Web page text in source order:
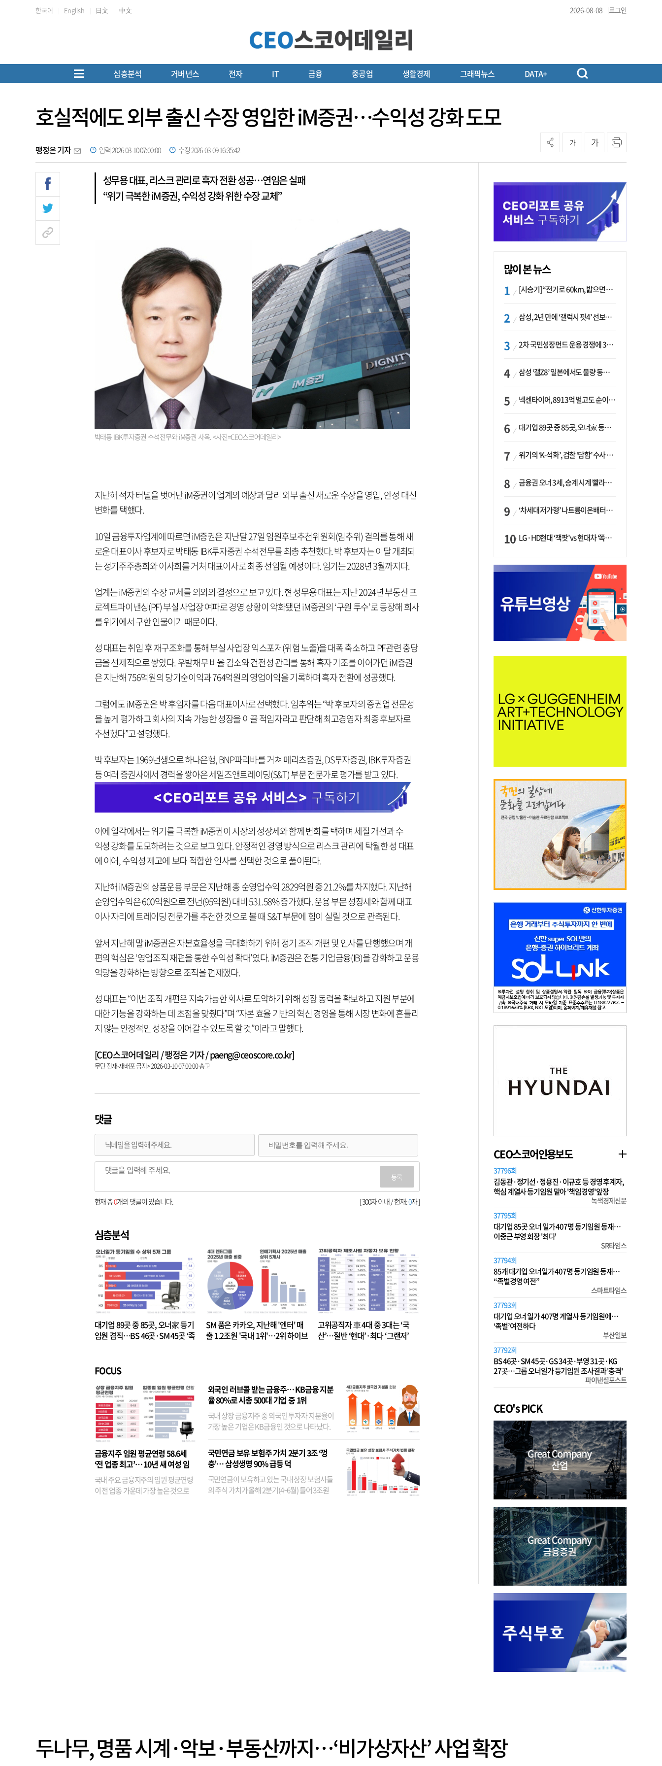
한국어 English 日文 中文 2026-08-08 로그인
심층분석 거버넌스 전자 IT 금융 중공업 생활경제 그래픽뉴스 DATA+
호실적에도 외부 출신 수장 영입한 iM증권…수익성 강화 도모
팽정은 기자 입력 2026-03-10 07:00:00 수정 2026-03-09 16:35:42
가 가
성무용 대표, 리스크 관리로 흑자 전환 성공…연임은 실패
“위기 극복한 iM증권, 수익성 강화 위한 수장 교체”
박태동 IBK투자증권 수석전무와 iM증권 사옥. <사진=CEO스코어데일리>
지난해 적자 터널을 벗어난 iM증권이 업계의 예상과 달리 외부 출신 새로운 수장을 영입, 안정 대신
변화를 택했다.
10일 금융투자업계에 따르면 iM증권은 지난달 27일 임원후보추천위원회(임추위) 결의를 통해 새
로운 대표이사 후보자로 박태동 IBK투자증권 수석전무를 최총 추천했다. 박 후보자는 이달 개최되
는 정기주주총회와 이사회를 거쳐 대표이사로 최종 선임될 예정이다. 임기는 2028년 3월까지다.
업계는 iM증권의 수장 교체를 의외의 결정으로 보고 있다. 현 성무용 대표는 지난 2024년 부동산 프
로젝트파이낸싱(PF) 부실 사업장 여파로 경영 상황이 악화됐던 iM증권의 ‘구원 투수’로 등장해 회사
를 위기에서 구한 인물이기 때문이다.
성 대표는 취임 후 재구조화를 통해 부실 사업장 익스포저(위험 노출)을 대폭 축소하고 PF관련 충당
금을 선제적으로 쌓았다. 우발채무 비율 감소와 건전성 관리를 통해 흑자 기조를 이어가던 iM증권
은 지난해 756억원의 당기순이익과 764억원의 영업이익을 기록하며 흑자 전환에 성공했다.
그럼에도 iM증권은 박 후임자를 다음 대표이사로 선택했다. 임추위는 “박 후보자의 증권업 전문성
을 높게 평가하고 회사의 지속 가능한 성장을 이끌 적임자라고 판단해 최고경영자 최종 후보자로
추천했다”고 설명했다.
박 후보자는 1969년생으로 하나은행, BNP파리바를 거쳐 메리츠증권, DS투자증권, IBK투자증권
등 여러 증권사에서 경력을 쌓아온 세일즈앤트레이딩(S&T) 부문 전문가로 평가를 받고 있다.
이에 일각에서는 위기를 극복한 iM증권이 시장의 성장세와 함께 변화를 택하며 체질 개선과 수
익성 강화를 도모하려는 것으로 보고 있다. 안정적인 경영 방식으로 리스크 관리에 탁월한 성 대표
에 이어, 수익성 제고에 보다 적합한 인사를 선택한 것으로 풀이된다.
지난해 iM증권의 상품운용 부문은 지난해 총 순영업수익 2829억원 중 21.2%를 차지했다. 지난해
순영업수익은 600억원으로 전년(95억원) 대비 531.58% 증가했다. 운용 부문 성장세와 함께 대표
이사 자리에 트레이딩 전문가를 추천한 것으로 볼 때 S&T 부문에 힘이 실릴 것으로 관측된다.
앞서 지난해 말 iM증권은 자본효율성을 극대화하기 위해 정기 조직 개편 및 인사를 단행했으며 개
편의 핵심은 ‘영업조직 재편을 통한 수익성 확대’였다. iM증권은 전통 기업금융(IB)을 강화하고 운용
역량을 강화하는 방향으로 조직을 편제했다.
성 대표는 “이번 조직 개편은 지속가능한 회사로 도약하기 위해 성장 동력을 확보하고 지원 부분에
대한 기능을 강화하는 데 초점을 맞췄다”며 “자본 효율 기반의 혁신 경영을 통해 시장 변화에 흔들리
지 않는 안정적인 성장을 이어갈 수 있도록 할 것”이라고 말했다.
[CEO스코어데일리 / 팽정은 기자 / paeng@ceoscore.co.kr]
무단 전재-재배포 금지> 2026-03-10 07:00:00 송고
댓글
등록
[ 300자 이내 / 현재:0자 ]
현재 총0개의 댓글이 있습니다.
심층분석
대기업 89곳 중 85곳, 오너家 등기
임원 겸직…BS 46곳·SM 45곳 ‘족
SM 품은 카카오, 지난해 '엔터' 매
출 1.2조원 '국내 1위'…2위 하이브
고위공직자 車 4대 중 3대는 ‘국
산’…절반 ‘현대’·최다 ‘그랜저’
FOCUS
금융지주 임원 평균연령 58.6세
‘전 업종 최고’… 10년 새 여성 임
원은 14배 껑충
국내 주요 금융지주의 임원 평균연령
이 전 업종 가운데 가장 높은 것으로
외국인 러브콜 받는 금융주… KB금융 지분
율 80%로 시총 500대 기업 중 1위
국내 상장 금융지주 중 외국인 투자자 지분율이
가장 높은 기업은 KB금융인 것으로 나타났다.
융이었다. 특히 KB금융은 지난달 말 기준 해외
기관투자자 지분율이...
국민연금 보유 보험주 가치 2분기 3조 ‘껑
충’… 삼성생명 90% 급등 덕
국민연금이 보유하고 있는 국내 상장 보험사들
의 주식 가치가 올해 2분기(4~6월) 들어 3조원
많이 본 뉴스
[시승기] “전기로 60km, 밟으면 462마력”…볼보 XC60 T8의 두 얼굴
삼성, 2년 만에 ‘갤럭시 핏4’ 선보이나…웨어러블 생태계 확장 ‘시동’
2차 국민성장펀드 운용 경쟁에 33개사 몰렸다…신한·하나 등 새 얼굴 대거 합류
삼성 ‘갤Z8’ 일본에서도 물량 동났다…애플 참전 앞두고 선두 수성 ‘시험대’
넥센타이어, 8913억 벌고도 순이익 2억…유럽 세부담에 이익 증발
대기업 89곳 중 85곳, 오너家 등기임원 겸직…BS 46곳·SM 45곳 ‘족벌경영’ 고착화
위기의 ‘K-석화’, 검찰 ‘담합’ 수사 착수…“LG·한화·롯데 등 7개 업체, 8개 제품 가격 담합”
금융권 오너 3세, 승계 시계 빨라지나…한국투자 ‘속도’·미래에셋·메리츠는 ‘거리두기’
‘차세대 저가형’ 나트륨이온배터리 시대 오나…LG화학·에코프로, 상용화 속도낸다
LG·HD현대 ‘잭팟’ vs 현대차 ‘쪽박’…글로벌 사모펀드, 韓 대기업 투자 ‘희비’
CEO스코어인용보도
37796회
김동관·정기선·정용진·이규호 등 경영 후계자,
핵심 계열사 등기임원 맡아 '책임경영' 앞장
녹색경제신문
37795회
대기업 85곳 오너 일가 407명 등기임원 등재…
이중근 부영 회장 '최다'
SR타임스
37794회
85개 대기업 오너일가 407명 등기임원 등재…
“족벌경영 여전”
스마트타임스
37793회
대기업 오너 일가 407명 계열사 등기임원에…
‘족벌’ 여전하다
부산일보
37792회
BS 46곳·SM 45곳·GS 34곳·부영 31곳·KG
27곳…그룹 오너일가 등기임원 조사결과 '충격'
파이낸셜포스트
CEO's PICK
두나무, 명품 시계·악보·부동산까지…‘비가상자산’ 사업 확장